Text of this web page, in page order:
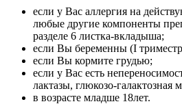
если у Вас аллергия на
любые другие компоненты
разделе 6 листка-вкладыша;
если Вы беременны (I
если Вы кормите грудью;
если у Вас есть
лактазы, глюкозо-галактозная
в возрасте младше 18лет.